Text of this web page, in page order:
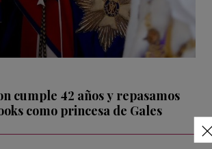
cumple 42 años y repasamos
como princesa de Gales